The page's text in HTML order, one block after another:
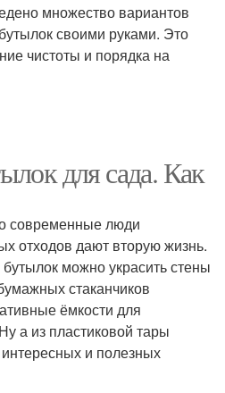
множество вариантов
своими руками. Это
чистоты и порядка на
для сада. Как
современные люди
отходов дают вторую жизнь.
можно украсить стены
стаканчиков
ёмкости для
а из пластиковой тары
и полезных